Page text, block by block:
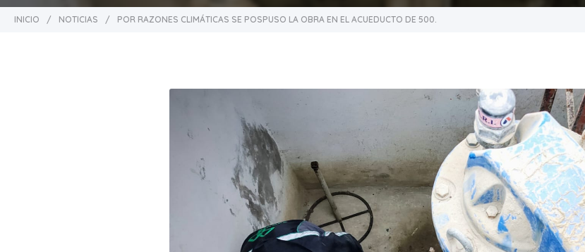
INICIO / NOTICIAS / POR RAZONES CLIMÁTICAS SE POSPUSO LA OBRA EN EL ACUEDUCTO DE 500.